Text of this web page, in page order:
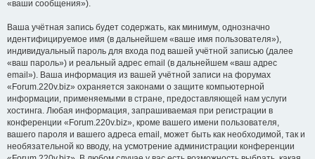
«ваши сообщения»).
Ваша учётная запись будет содержать, как минимум, однозначно
идентифицируемое имя (в дальнейшем «ваше имя пользователя»),
индивидуальный пароль для входа под вашей учётной записью (далее
«ваш пароль») и реальный адрес email (в дальнейшем «ваш адрес
email»). Ваша информация из вашей учётной записи на форумах
«Forum.220v.biz» охраняется законами о защите компьютерной
информации, применяемыми в стране, предоставляющей нам услуги
хостинга. Любая информация, запрашиваемая при регистрации в
конференции «Forum.220v.biz», кроме вашего имени пользователя,
вашего пароля и вашего адреса email, может быть как необходимой, так и
необязательной ко вводу, на усмотрение администрации конференции